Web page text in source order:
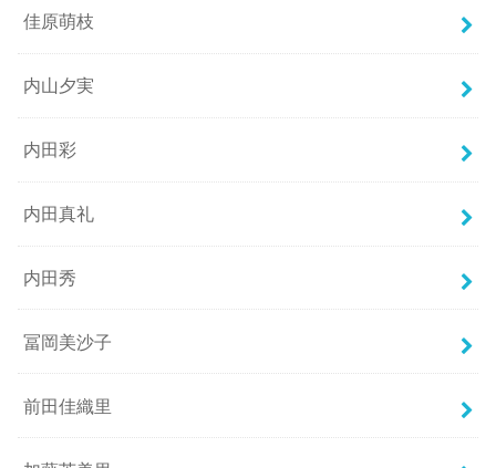
佳原萌枝
内山夕実
内田彩
内田真礼
内田秀
冨岡美沙子
前田佳織里